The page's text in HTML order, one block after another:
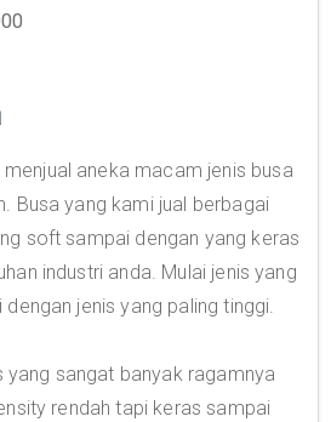
menjual aneka macam jenis busa
Busa yang kami jual berbagai
soft sampai dengan yang keras
industri anda. Mulai jenis yang
jenis yang paling tinggi.
yang sangat banyak ragamnya
rendah tapi keras sampai